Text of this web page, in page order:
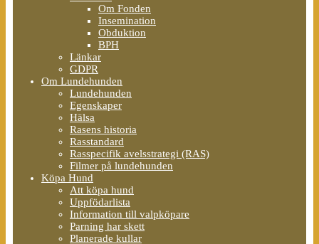
Om Fonden
Insemination
Obduktion
BPH
Länkar
GDPR
Om Lundehunden
Lundehunden
Egenskaper
Hälsa
Rasens historia
Rasstandard
Rasspecifik avelsstrategi (RAS)
Filmer på lundehunden
Köpa Hund
Att köpa hund
Uppfödarlista
Information till valpköpare
Parning har skett
Planerade kullar